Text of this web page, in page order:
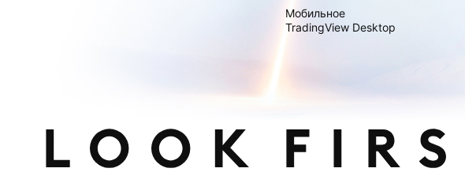
Мобильное
TradingView Desktop